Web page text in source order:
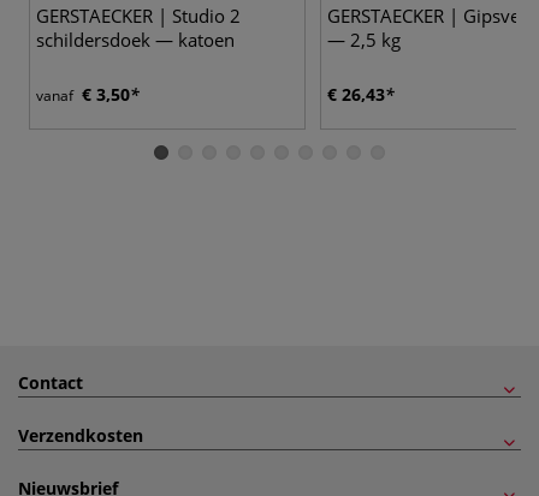
GERSTAECKER | Studio 2
schildersdoek — katoen
vanaf € 3,50
GERSTAECKER |
— 2,5 kg
€ 26,43
Contact
Verzendkosten
Nieuwsbrief